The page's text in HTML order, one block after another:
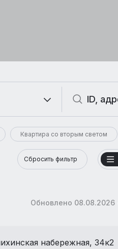
Квартира со вторым светом
Сбросить фильтр
Обновлено 08.08.2026
набережная, 34к2